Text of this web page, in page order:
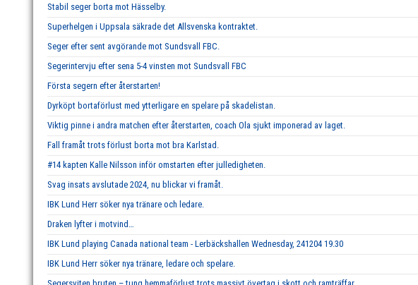
Stabil seger borta mot Hässelby.
Superhelgen i Uppsala säkrade det Allsvenska kontraktet.
Seger efter sent avgörande mot Sundsvall FBC.
Segerintervju efter sena 5-4 vinsten mot Sundsvall FBC
Första segern efter återstarten!
Dyrköpt bortaförlust med ytterligare en spelare på skadelistan.
Viktig pinne i andra matchen efter återstarten, coach Ola sjukt imponerad av laget.
Fall framåt trots förlust borta mot bra Karlstad.
#14 kapten Kalle Nilsson inför omstarten efter julledigheten.
Svag insats avslutade 2024, nu blickar vi framåt.
IBK Lund Herr söker nya tränare och ledare.
Draken lyfter i motvind…
IBK Lund playing Canada national team - Lerbäckshallen Wednesday, 241204 19.30
IBK Lund Herr söker nya tränare, ledare och spelare.